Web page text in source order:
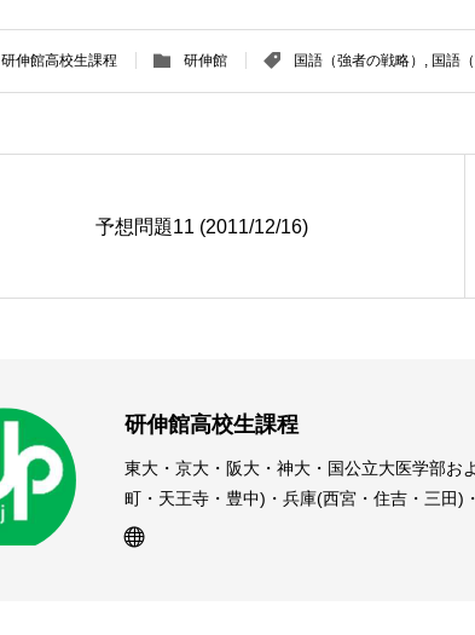
研伸館高校生課程 研伸館 国語（強者の戦略） , 国語
予想問題11 (2011/12/16)
研伸館高校生課程
東大・京大・阪大・神大・国公立大医学部お
町・天王寺・豊中)・兵庫(西宮・住吉・三田)
受験予備校・進学塾です。